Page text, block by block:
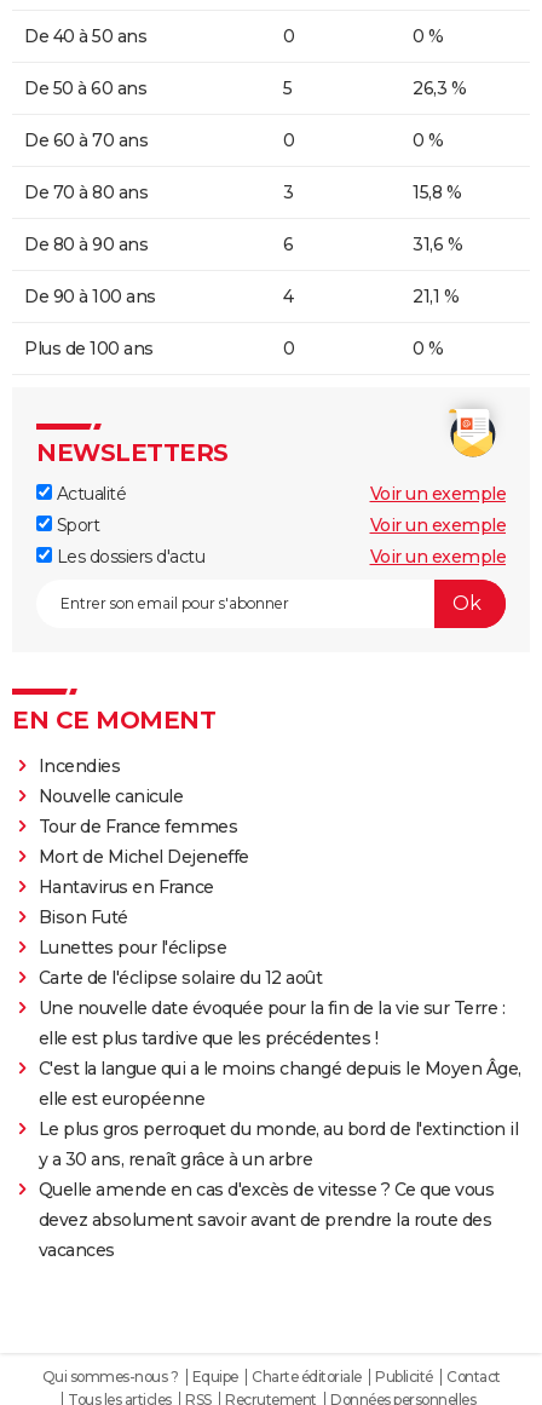
De 40 à 50 ans 0 0 %
De 50 à 60 ans 5 26,3 %
De 60 à 70 ans 0 0 %
De 70 à 80 ans 3 15,8 %
De 80 à 90 ans 6 31,6 %
De 90 à 100 ans 4 21,1 %
Plus de 100 ans 0 0 %
NEWSLETTERS
Actualité
Voir un exemple
Sport
Voir un exemple
Les dossiers d'actu
Voir un exemple
EN CE MOMENT
Incendies
Nouvelle canicule
Tour de France femmes
Mort de Michel Dejeneffe
Hantavirus en France
Bison Futé
Lunettes pour l'éclipse
Carte de l'éclipse solaire du 12 août
Une nouvelle date évoquée pour la fin de la vie sur Terre :
elle est plus tardive que les précédentes !
C'est la langue qui a le moins changé depuis le Moyen Âge,
elle est européenne
Le plus gros perroquet du monde, au bord de l'extinction il
y a 30 ans, renaît grâce à un arbre
Quelle amende en cas d'excès de vitesse ? Ce que vous
devez absolument savoir avant de prendre la route des
vacances
Qui sommes-nous ? Equipe Charte éditoriale Publicité
Contact
Tous les articles
RSS Recrutement Données personnelles